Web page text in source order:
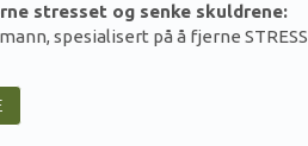
stresset og senke skuldrene:
spesialisert på å fjerne STRESS